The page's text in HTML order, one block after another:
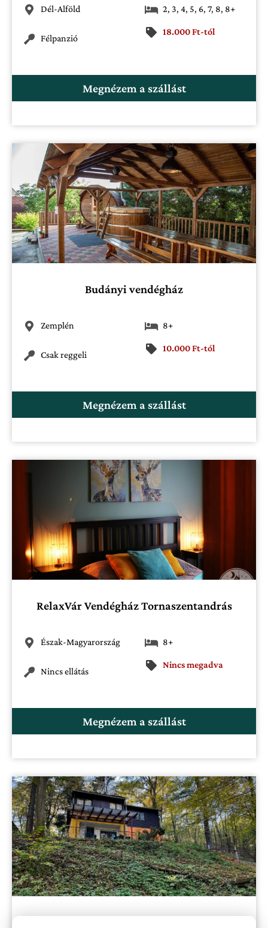
Dél-Alföld
Félpanzió
2, 3, 4, 5, 6, 7, 8, 8+
18.000 Ft-tól
Megnézem a szállást
Budányi vendégház
Zemplén
Csak reggeli
8+
10.000 Ft-tól
Megnézem a szállást
RelaxVár Vendégház Tornaszentandrás
Észak-Magyarország
Nincs ellátás
8+
Nincs megadva
Megnézem a szállást